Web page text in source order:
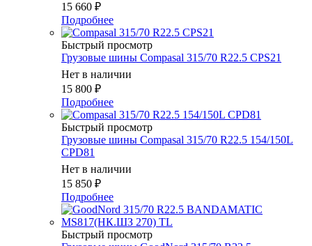
15 660 ₽
Подробнее
Быстрый просмотр
Грузовые шины Compasal 315/70 R22.5 CPS21
Нет в наличии
15 800 ₽
Подробнее
Быстрый просмотр
Грузовые шины Compasal 315/70 R22.5 154/150L
CPD81
Нет в наличии
15 850 ₽
Подробнее
Быстрый просмотр